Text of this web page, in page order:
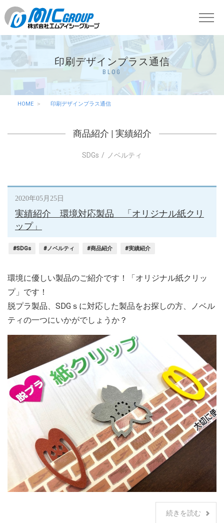
印刷デザインプラス通信
BLOG
HOME 印刷デザインプラス通信
商品紹介 | 実績紹介
SDGs ノベルティ
2020年05月25日
実績紹介 環境対応製品 「オリジナル紙クリ
ップ」
#SDGs #ノベルティ #商品紹介 #実績紹介
環境に優しい製品のご紹介です！「オリジナル紙クリッ
プ」です！
脱プラ製品、SDGｓに対応した製品をお探しの方、ノベル
ティの一つにいかがでしょうか？
続きを読む